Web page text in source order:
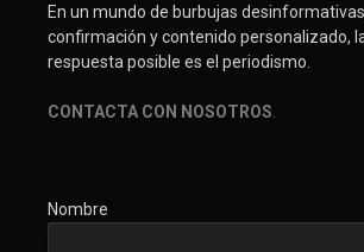
En un mundo de burbujas
confirmación y contenido personalizado,
respuesta posible es el periodismo.
CONTACTA CON NOSOTROS.
Nombre